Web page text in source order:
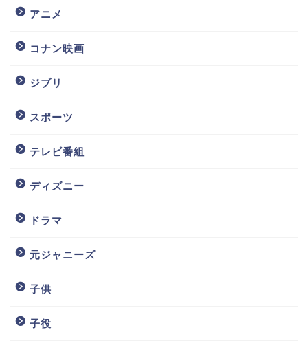
アニメ
コナン映画
ジブリ
スポーツ
テレビ番組
ディズニー
ドラマ
元ジャニーズ
子供
子役